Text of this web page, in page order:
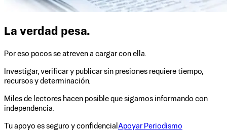
La verdad pesa.
Por eso pocos se atreven a cargar con ella.
Investigar, verificar y publicar sin presiones requiere tiempo,
recursos y determinación.
Miles de lectores hacen posible que sigamos informando con
independencia.
Tu apoyo es seguro y confidencial Apoyar Periodismo